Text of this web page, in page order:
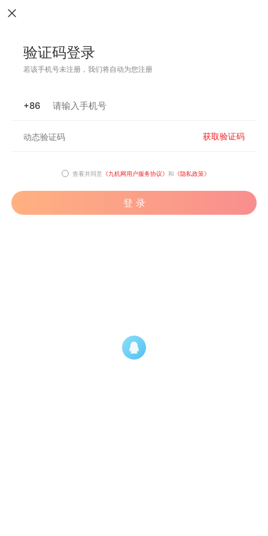
验证码登录
若该手机号未注册，我们将自动为您注册
+86
获取验证码
查看并同意 《九机网用户服务协议》 和 《隐私政策》
登 录